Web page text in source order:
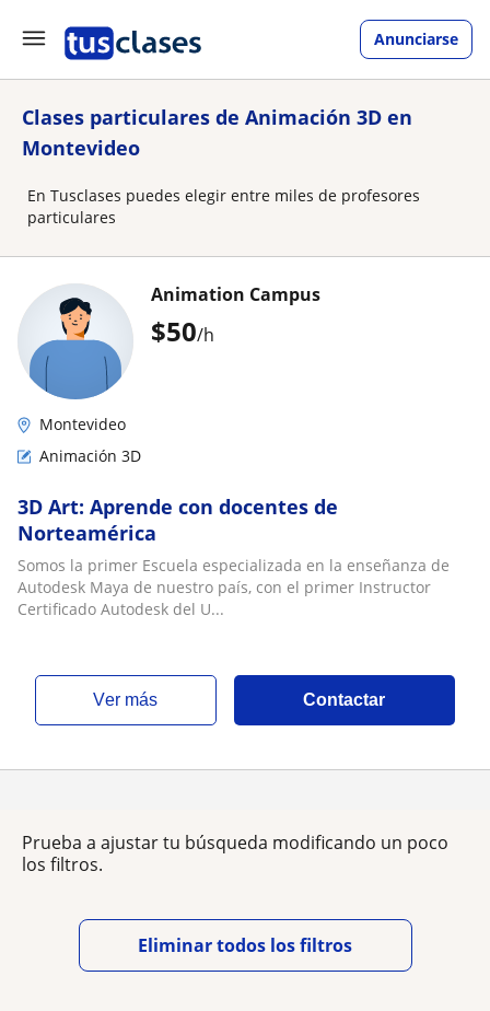
Anunciarse
Clases particulares de Animación 3D en
Montevideo
En Tusclases puedes elegir entre miles de profesores
particulares
$50/h
Animation Campus
Montevideo
Animación 3D
3D Art: Aprende con docentes de
Norteamérica
Somos la primer Escuela especializada en la enseñanza de
Autodesk Maya de nuestro país, con el primer Instructor
Certificado Autodesk del U...
ver más Contactar
Prueba a ajustar tu búsqueda modificando un poco
los filtros.
Eliminar todos los filtros